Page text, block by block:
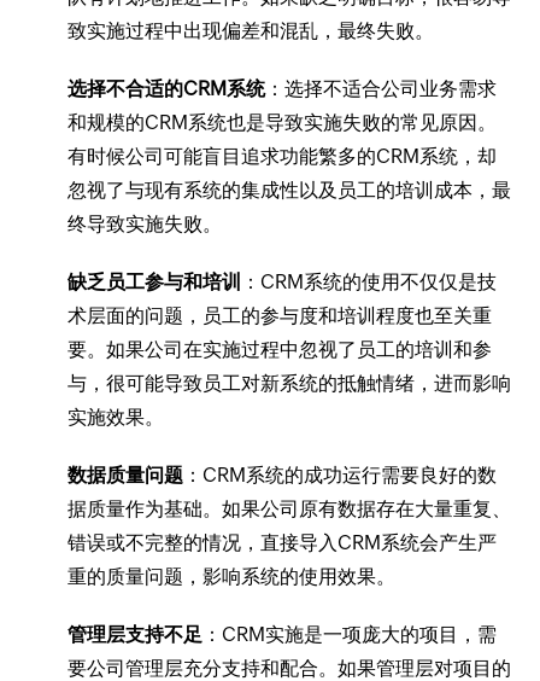
致实施过程中出现偏差和混乱，最终失败。
选择不合适的CRM系统：选择不适合公司业务需求
和规模的CRM系统也是导致实施失败的常见原因。
有时候公司可能盲目追求功能繁多的CRM系统，却
忽视了与现有系统的集成性以及员工的培训成本，最
终导致实施失败。
缺乏员工参与和培训 ：CRM系统的使用不仅仅是技
术层面的问题，员工的参与度和培训程度也至关重
要。如果公司在实施过程中忽视了员工的培训和参
与，很可能导致员工对新系统的抵触情绪，进而影响
实施效果。
数据质量问题 ：CRM系统的成功运行需要良好的数
据质量作为基础。如果公司原有数据存在大量重复、
错误或不完整的情况，直接导入CRM系统会产生严
重的质量问题，影响系统的使用效果。
管理层支持不足 ：CRM实施是一项庞大的项目，需
要公司管理层充分支持和配合。如果管理层对项目的